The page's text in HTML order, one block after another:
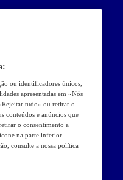
ou identificadores únicos,
apresentadas em «Nós
tudo» ou retirar o
conteúdos e anúncios que
o consentimento a
na parte inferior
consulte a nossa política